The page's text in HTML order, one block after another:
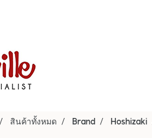
สินค้าทั้งหมด Brand Hoshizaki